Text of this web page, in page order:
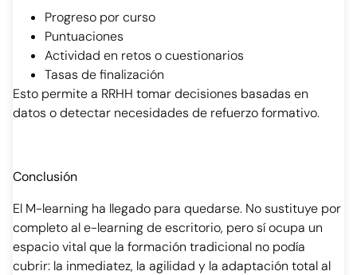
Progreso por curso
Puntuaciones
Actividad en retos o cuestionarios
Tasas de finalización
Esto permite a RRHH tomar decisiones basadas en
datos o detectar necesidades de refuerzo formativo.
Conclusión
El M-learning ha llegado para quedarse. No sustituye por
completo al e-learning de escritorio, pero sí ocupa un
espacio vital que la formación tradicional no podía
cubrir: la inmediatez, la agilidad y la adaptación total al